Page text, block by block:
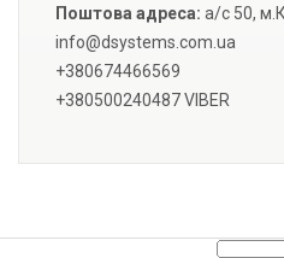
Поштова адреса: а/с 50,
info@dsystems.com.ua
+380674466569
+380500240487 VIBER